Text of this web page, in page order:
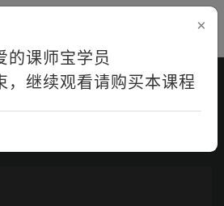
×
的课师宝学员
，继续观看请购买本课程
详情